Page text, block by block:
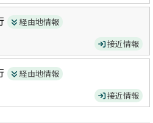
経由地情報
接近情報
経由地情報
接近情報